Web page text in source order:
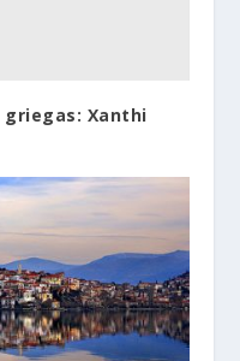
griegas: Xanthi